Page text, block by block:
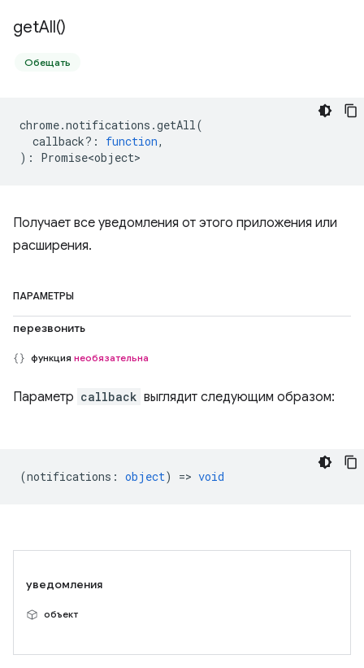
getAll()
Обещать
chrome.notifications .getAll(
callback? : function,
) : Promise<object>
Получает все уведомления от этого приложения или
расширения.
ПАРАМЕТРЫ
перезвонить
функция необязательна
Параметр callback выглядит следующим образом:
(notifications : object) => void
уведомления
объект